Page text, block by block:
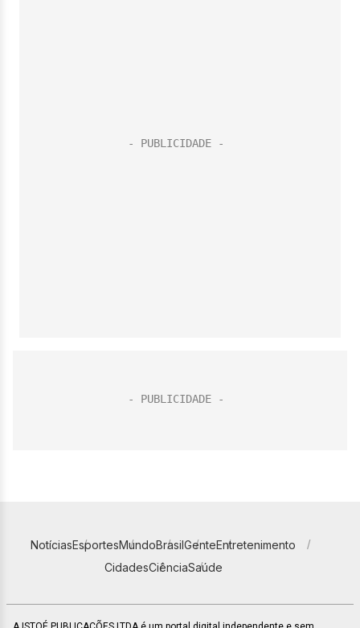
NotíciasEsportesMundoBrasilGenteEntretenimento
CidadesCiênciaSaúde